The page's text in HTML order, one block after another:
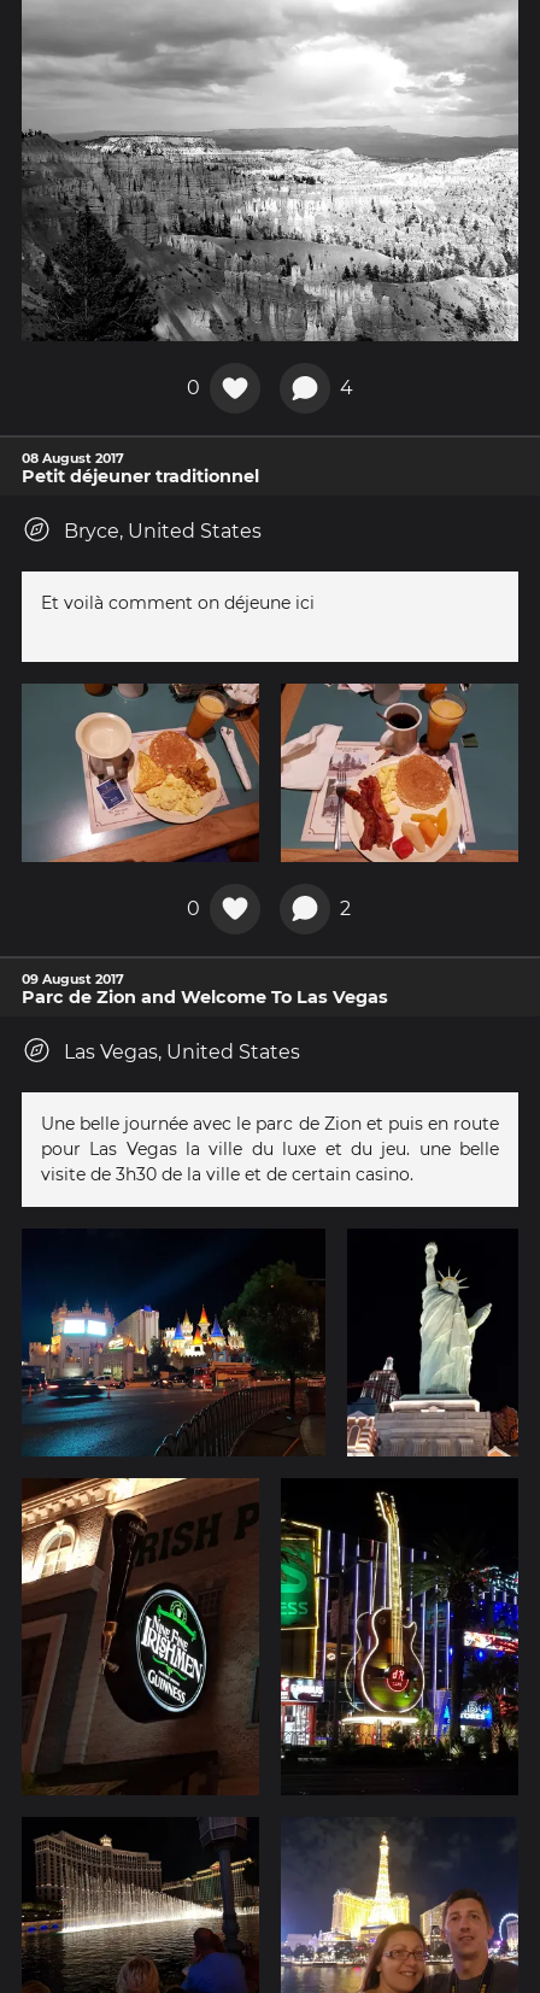
0 4
08 August 2017
Petit déjeuner traditionnel
Bryce, United States
Et voilà comment on déjeune ici
0 2
09 August 2017
Parc de Zion and Welcome To Las Vegas
Las Vegas, United States
Une belle journée avec le parc de Zion et puis en route
pour Las Vegas la ville du luxe et du jeu. une belle
visite de 3h30 de la ville et de certain casino.